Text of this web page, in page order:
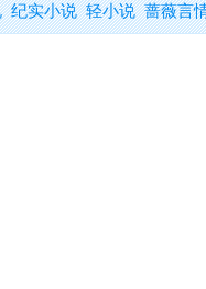
纪实小说 轻小说 蔷薇言